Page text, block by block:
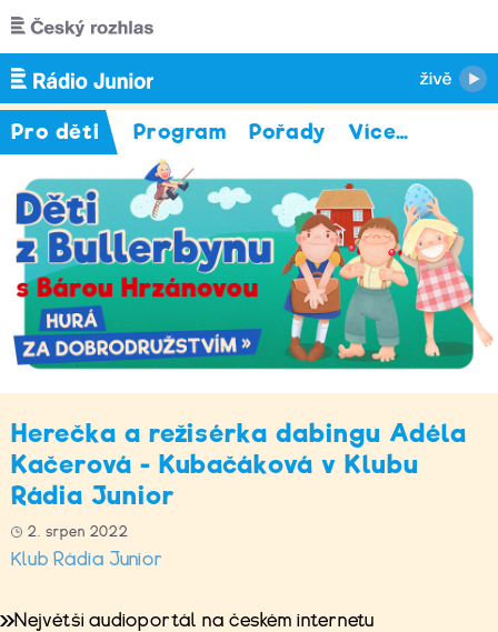
Přejít k hlavnímu obsahu
Pro děti Program Pořady Více…
Herečka a režisérka dabingu Adéla
Kačerová - Kubačáková v Klubu
Rádia Junior
2. srpen 2022
Klub Rádia Junior
Největší audioportál na českém internetu